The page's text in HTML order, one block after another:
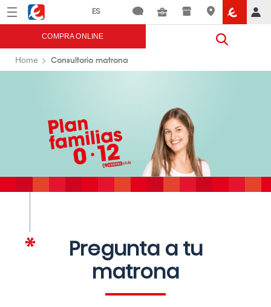
Menú Eroski
COMPRA ONLINE
Home Consultorio matrona
Pregunta a tu
matrona